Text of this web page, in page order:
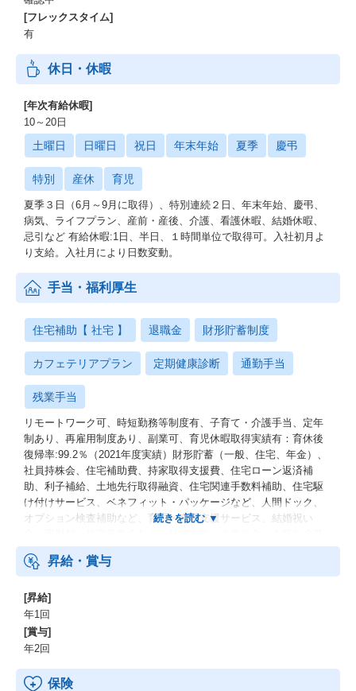
[フレックスタイム]
有
休日・休暇
[年次有給休暇]
10～20日
土曜日 日曜日 祝日 年末年始 夏季 慶弔
特別 産休 育児
夏季３日（6月～9月に取得）、特別連続２日、年末年始、慶弔、
病気、ライフプラン、産前・産後、介護、看護休暇、結婚休暇、
忌引など 有給休暇:1日、半日、１時間単位で取得可。入社初月よ
り支給。入社月により日数変動。
手当・福利厚生
住宅補助【 社宅 】 退職金 財形貯蓄制度
カフェテリアプラン 定期健康診断 通勤手当
残業手当
リモートワーク可、時短勤務等制度有、子育て・介護手当、定年
制あり、再雇用制度あり、副業可、育児休暇取得実績有：育休後
復帰率:99.2％（2021年度実績）財形貯蓄（一般、住宅、年金）、
社員持株会、住宅補助費、持家取得支援費、住宅ローン返済補
助、利子補給、土地先行取得融資、住宅関連手数料補助、住宅駆
け付けサービス、ベネフィット・パッケージなど、人間ドック、
オプション検査補助など、育児・介護支援サービス、結婚祝い
金、確定拠出年金）、電気通信共済会(個人年金、遺児育英基金)
昇給・賞与
[昇給]
年1回
[賞与]
年2回
保険